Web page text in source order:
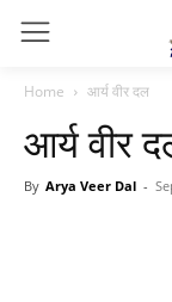
Home आर्य वीर दल
आर्य वीर
By Arya Veer Dal -